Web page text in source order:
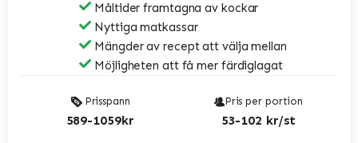
Måltider framtagna av kockar
Nyttiga matkassar
Mängder av recept att välja mellan
Möjligheten att få mer färdiglagat
Prisspann
589-1059kr
Pris per portion
53-102 kr/st